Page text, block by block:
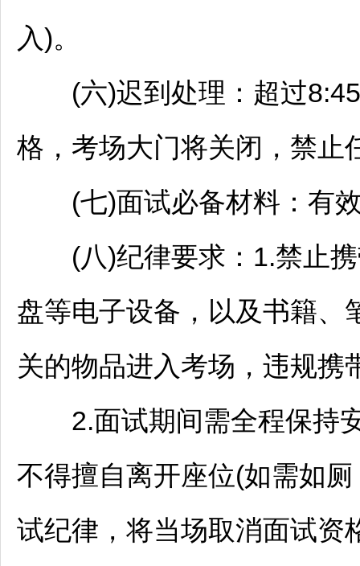
入)。
(六)迟到处理：超过8:45
格，考场大门将关闭，禁止
(七)面试必备材料：有效
(八)纪律要求：1.禁止携
盘等电子设备，以及书籍、
关的物品进入考场，违规携
2.面试期间需全程保持安
不得擅自离开座位(如需如
试纪律，将当场取消面试资